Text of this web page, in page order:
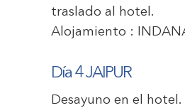
traslado al hotel.
Alojamiento :
Día 4 JAIPUR
Desayuno en el